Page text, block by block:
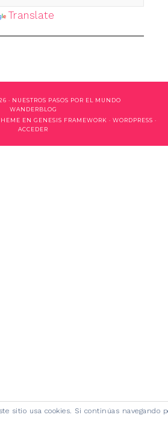
Translate
· NUESTROS PASOS POR EL MUNDO
WANDERBLOG
EN GENESIS FRAMEWORK · WORDPRESS ·
ACCEDER
sitio usa cookies. Si continúas navegando